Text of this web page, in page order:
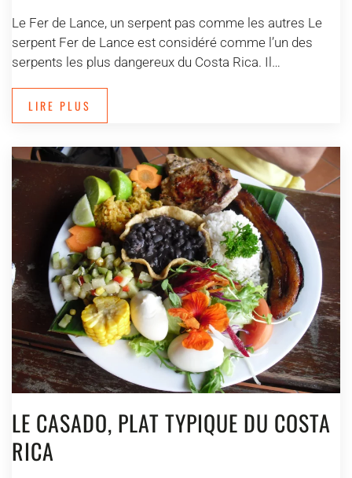
Le Fer de Lance, un serpent pas comme les autres Le
serpent Fer de Lance est considéré comme l’un des
serpents les plus dangereux du Costa Rica. Il…
LIRE PLUS
LE CASADO, PLAT TYPIQUE DU COSTA
RICA